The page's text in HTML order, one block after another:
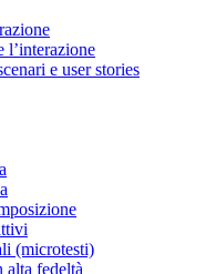
l’interazione
e user stories
(microtesti)
alta fedeltà